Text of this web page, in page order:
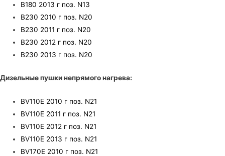
B180 2013 г поз. N13
B230 2010 г поз. N20
B230 2011 г поз. N20
B230 2012 г поз. N20
B230 2013 г поз. N20
Дизельные пушки непрямого нагрева:
BV110E 2010 г поз. N21
BV110E 2011 г поз. N21
BV110E 2012 г поз. N21
BV110E 2013 г поз. N21
BV170E 2010 г поз. N21